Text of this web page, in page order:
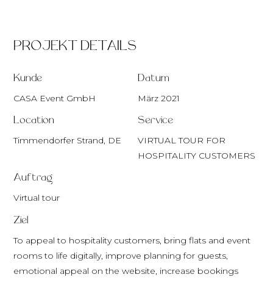
PROJEKT DETAILS
Kunde
CASA Event GmbH
Datum
März 2021
Location
Timmendorfer Strand, DE
Service
VIRTUAL TOUR FOR
HOSPITALITY CUSTOMERS
Auftrag
Virtual tour
Ziel
To appeal to hospitality customers, bring flats and event
rooms to life digitally, improve planning for guests,
emotional appeal on the website, increase bookings